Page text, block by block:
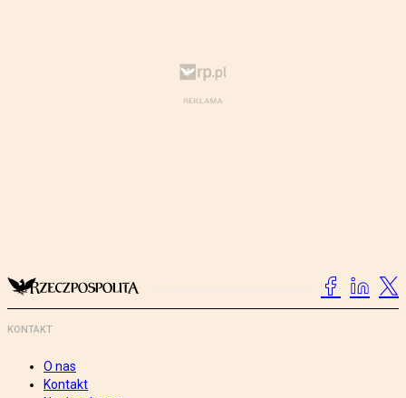
KONTAKT
O nas
Kontakt